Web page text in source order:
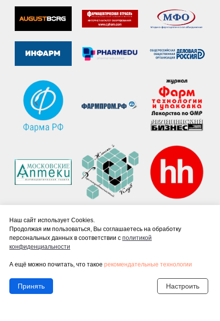
Наш сайт использует Cookies.
Продолжая им пользоваться, Вы соглашаетесь на обработку
персональных данных в соответствии с политико й
конфиденциальности
А ещё можно почитать, что такое рекомендательные технологии
Принять Настроить